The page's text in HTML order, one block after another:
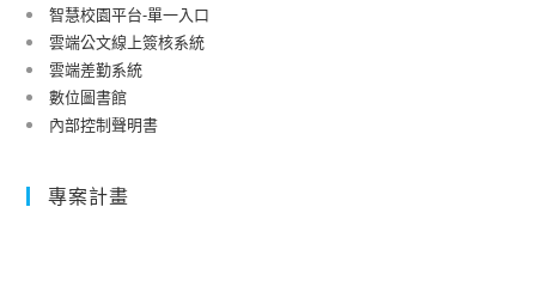
智慧校園平台-單一入口
雲端公文線上簽核系統
雲端差勤系統
數位圖書館
內部控制聲明書
專案計畫